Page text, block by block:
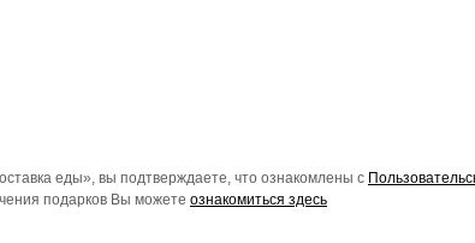
еды», вы подтверждаете, что ознакомлены с
подарков Вы можете ознакомиться здесь